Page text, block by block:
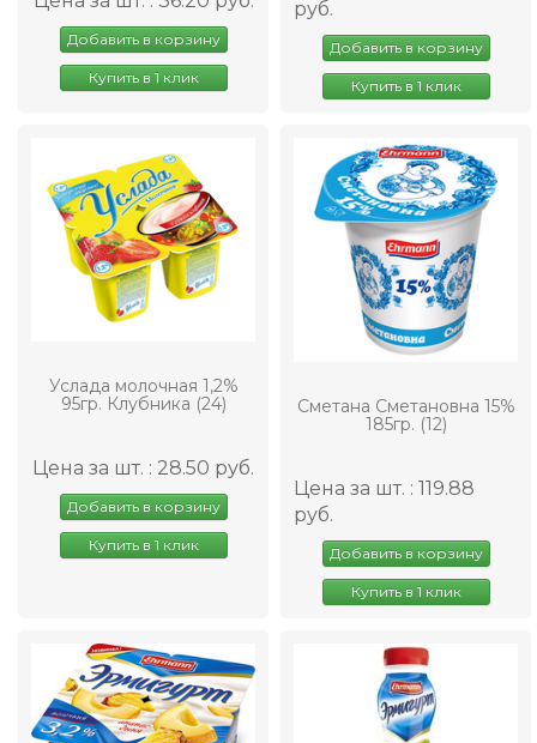
Добавить в корзину
Купить в 1 клик
руб.
Добавить в корзину
Купить в 1 клик
Услада молочная 1,2%
95гр. Клубника (24)
Цена за шт. : 28.50 руб.
Добавить в корзину
Купить в 1 клик
Сметана Сметановна 15%
185гр. (12)
Цена за шт. : 119.88
руб.
Добавить в корзину
Купить в 1 клик